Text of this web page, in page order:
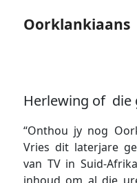
Oorklankiaans
Herlewing of die
“Onthou jy nog
Vries dit laterjare
van TV in Suid-